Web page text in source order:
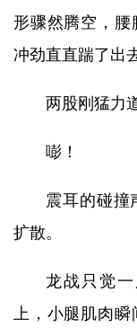
形骤然腾空，
冲劲直直踹了出
两股刚猛力
嘭！
震耳的碰撞
扩散。
龙战只觉
上，小腿肌肉瞬